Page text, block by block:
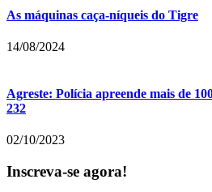
As máquinas caça-níqueis do Tigre
14/08/2024
Agreste: Polícia apreende mais de
232
02/10/2023
Inscreva-se agora!